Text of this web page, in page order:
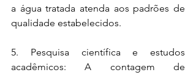
a água tratada atenda aos padrões de
qualidade estabelecidos.
5. Pesquisa científica e estudos
acadêmicos: A contagem de